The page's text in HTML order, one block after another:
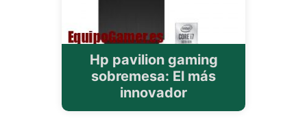
Hp pavilion gaming
sobremesa: El más
innovador